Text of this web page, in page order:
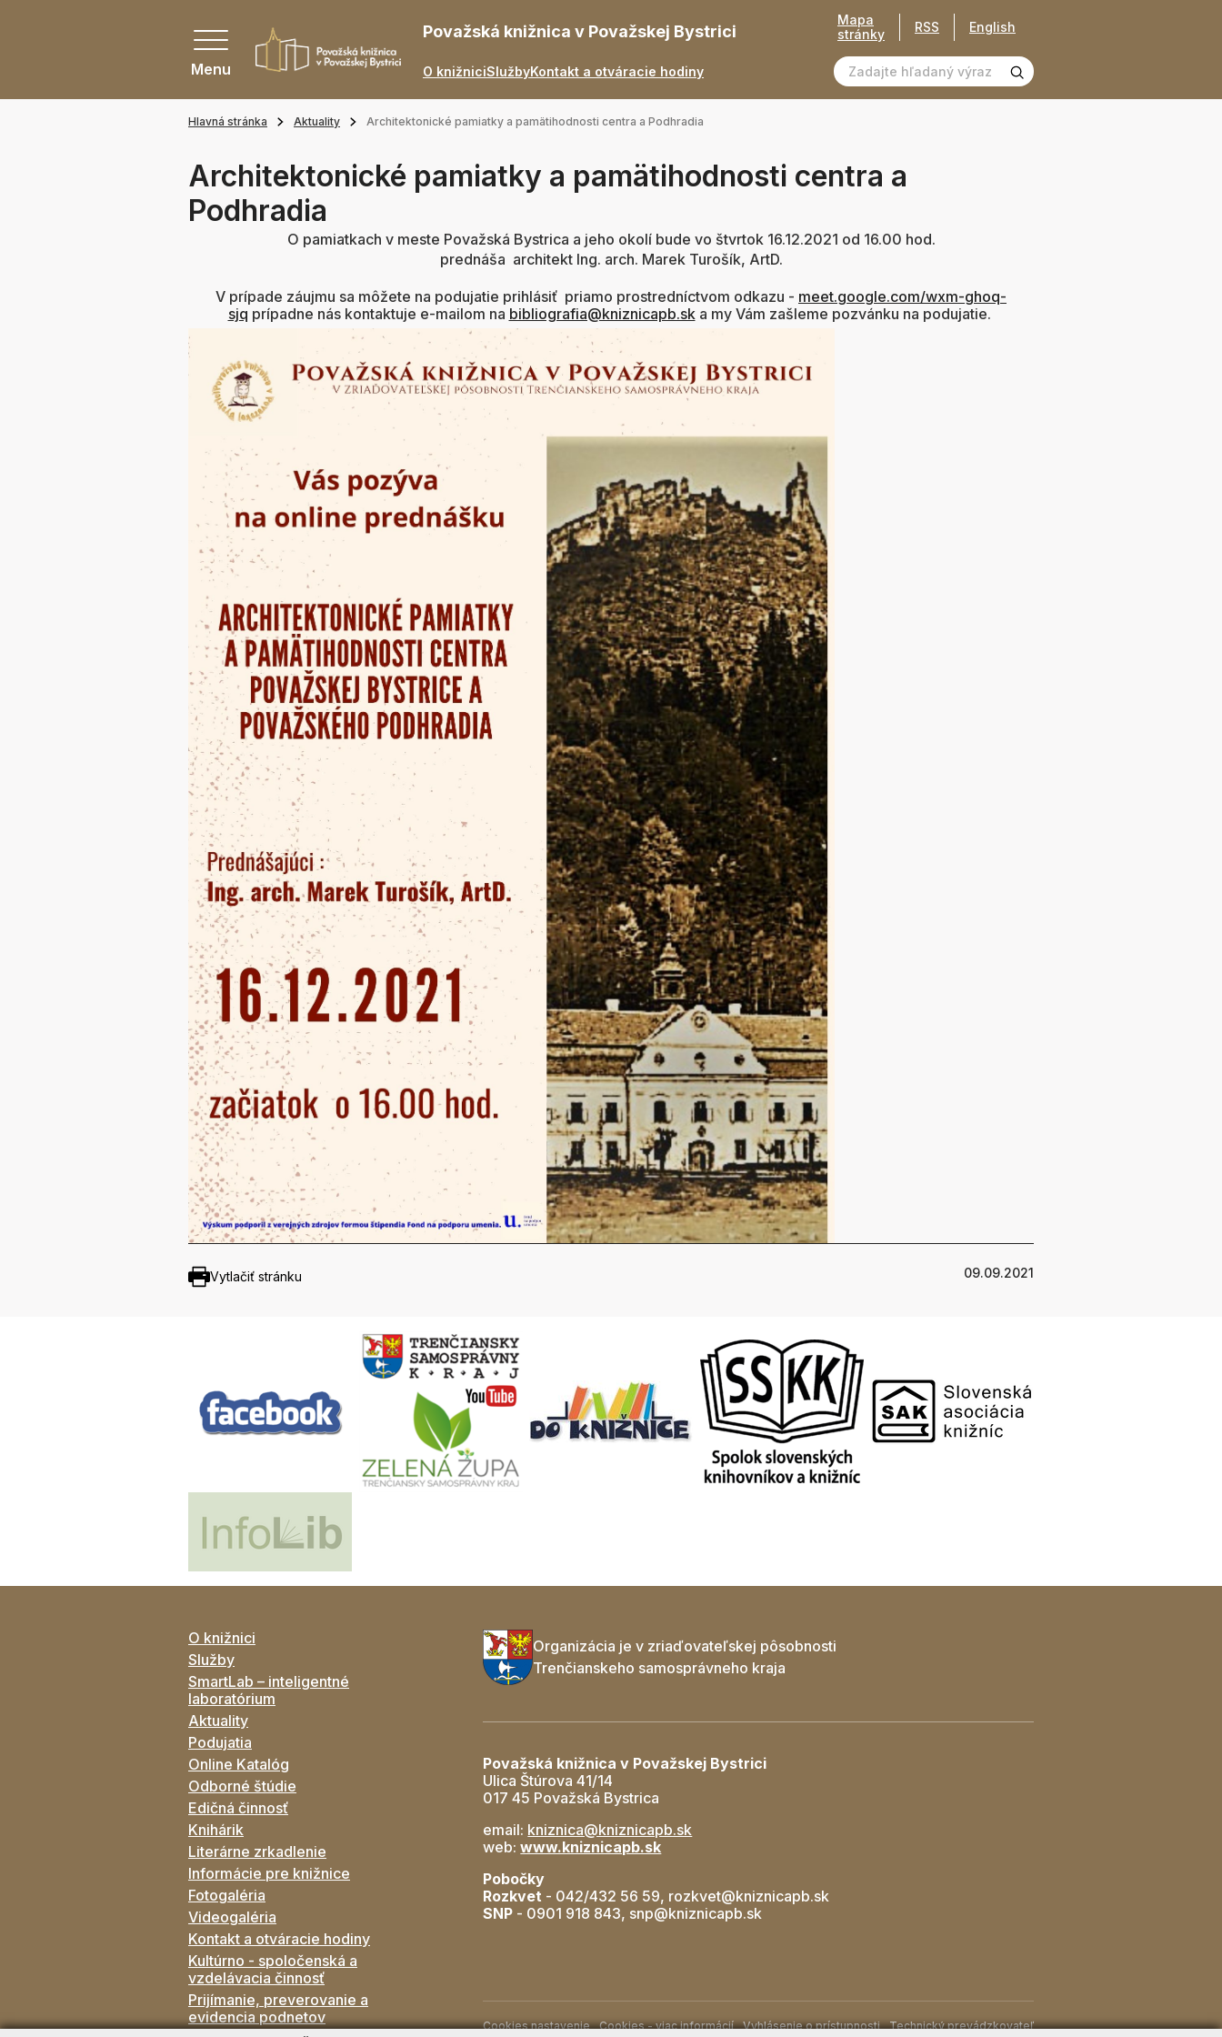
Menu
Považská knižnica v Považskej Bystrici
O knižniciSlužbyKontakt a otváracie hodiny
Mapa
stránky
RSS English
Hlavná stránka Aktuality Architektonické pamiatky a pamätihodnosti centra a Podhradia
Architektonické pamiatky a pamätihodnosti centra a
Podhradia
O pamiatkach v meste Považská Bystrica a jeho okolí bude vo štvrtok 16.12.2021 od 16.00 hod.
prednáša architekt Ing. arch. Marek Turošík, ArtD.
V prípade záujmu sa môžete na podujatie prihlásiť priamo prostredníctvom odkazu - meet.google.com/wxm-ghoq-
sjq prípadne nás kontaktuje e-mailom na bibliografia@kniznicapb.ska my Vám zašleme pozvánku na podujatie.
Vytlačiť stránku 09.09.2021
O knižnici
Služby
SmartLab – inteligentné
laboratórium
Aktuality
Podujatia
Online Katalóg
Odborné štúdie
Edičná činnosť
Knihárik
Literárne zrkadlenie
Informácie pre knižnice
Fotogaléria
Videogaléria
Kontakt a otváracie hodiny
Kultúrno - spoločenská a
vzdelávacia činnosť
Prijímanie, preverovanie a
evidencia podnetov
Organizácia je v zriaďovateľskej pôsobnosti
Trenčianskeho samosprávneho kraja
Považská knižnica v Považskej Bystrici
Ulica Štúrova 41/14
017 45 Považská Bystrica
email: kniznica@kniznicapb.sk
web:www.kniznicapb.sk
Pobočky
Rozkvet - 042/432 56 59, rozkvet@kniznicapb.sk
SNP - 0901 918 843, snp@kniznicapb.sk
Cookies nastavenie Cookies - viac informácií Vyhlásenie o prístupnosti Technický prevádzkovateľ